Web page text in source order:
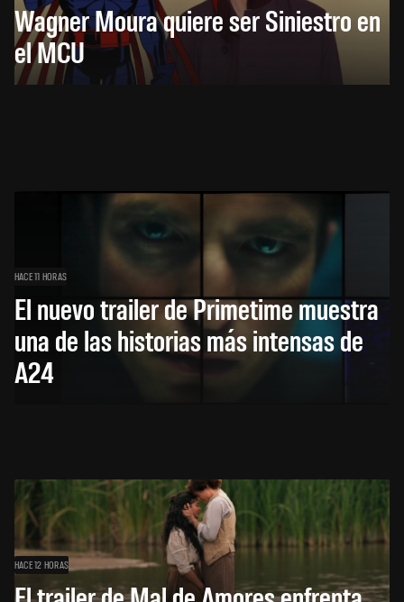
Wagner Moura quiere ser Siniestro en
el MCU
HACE 11 HORAS
El nuevo trailer de Primetime muestra
una de las historias más intensas de
A24
HACE 12 HORAS